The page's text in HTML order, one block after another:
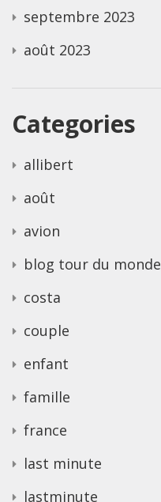
septembre 2023
août 2023
Categories
allibert
août
avion
blog tour du monde
costa
couple
enfant
famille
france
last minute
lastminute